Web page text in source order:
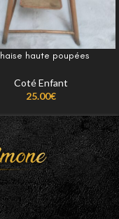
haute poupées
Coté Enfant
25.00€